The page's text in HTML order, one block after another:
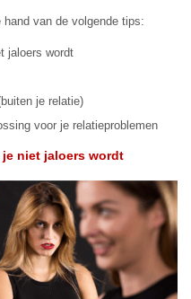
hand van de volgende tips:
jaloers wordt
je relatie)
voor je relatieproblemen
niet jaloers wordt